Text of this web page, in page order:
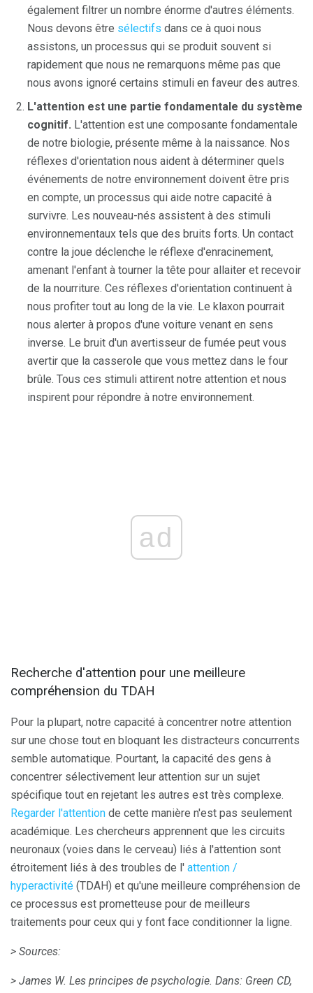
également filtrer un nombre énorme d'autres éléments.
Nous devons être sélectifs dans ce à quoi nous
assistons, un processus qui se produit souvent si
rapidement que nous ne remarquons même pas que
nous avons ignoré certains stimuli en faveur des autres.
L'attention est une partie fondamentale du système
cognitif. L'attention est une composante fondamentale
de notre biologie, présente même à la naissance. Nos
réflexes d'orientation nous aident à déterminer quels
événements de notre environnement doivent être pris
en compte, un processus qui aide notre capacité à
survivre. Les nouveau-nés assistent à des stimuli
environnementaux tels que des bruits forts. Un contact
contre la joue déclenche le réflexe d'enracinement,
amenant l'enfant à tourner la tête pour allaiter et recevoir
de la nourriture. Ces réflexes d'orientation continuent à
nous profiter tout au long de la vie. Le klaxon pourrait
nous alerter à propos d'une voiture venant en sens
inverse. Le bruit d'un avertisseur de fumée peut vous
avertir que la casserole que vous mettez dans le four
brûle. Tous ces stimuli attirent notre attention et nous
inspirent pour répondre à notre environnement.
ad
Recherche d'attention pour une meilleure
compréhension du TDAH
Pour la plupart, notre capacité à concentrer notre attention
sur une chose tout en bloquant les distracteurs concurrents
semble automatique. Pourtant, la capacité des gens à
concentrer sélectivement leur attention sur un sujet
spécifique tout en rejetant les autres est très complexe.
Regarder l'attention de cette manière n'est pas seulement
académique. Les chercheurs apprennent que les circuits
neuronaux (voies dans le cerveau) liés à l'attention sont
étroitement liés à des troubles de l' attention /
hyperactivité (TDAH) et qu'une meilleure compréhension de
ce processus est prometteuse pour de meilleurs
traitements pour ceux qui y font face conditionner la ligne.
> Sources:
> James W. Les principes de psychologie. Dans: Green CD,